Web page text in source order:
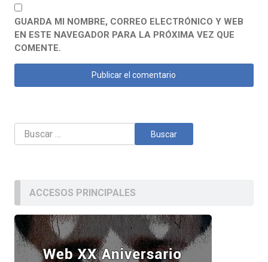
GUARDA MI NOMBRE, CORREO ELECTRÓNICO Y WEB
EN ESTE NAVEGADOR PARA LA PRÓXIMA VEZ QUE
COMENTE.
Buscar:
ACCESOS PRINCIPALES